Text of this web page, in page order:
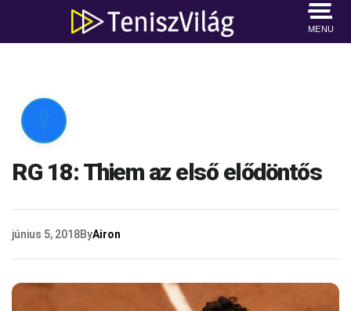
MENU

RG 18: Thiem az első elődöntős
június 5, 2018ByAiron